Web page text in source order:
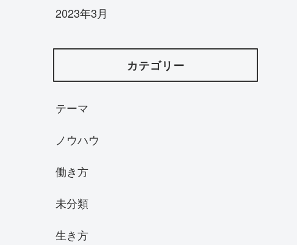
2023年3月
カテゴリー
テーマ
ノウハウ
働き方
未分類
生き方